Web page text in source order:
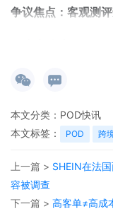
争议焦点：客观测
：
响应，提供更换
视频内容：被告
垃圾桶”开场，指
传播影响
论，多数观众赞
本文分类： POD快讯
本文标签：
POD 跨
上一篇 > SHEIN在法
容被调查
下一篇 > 高客单≠高成